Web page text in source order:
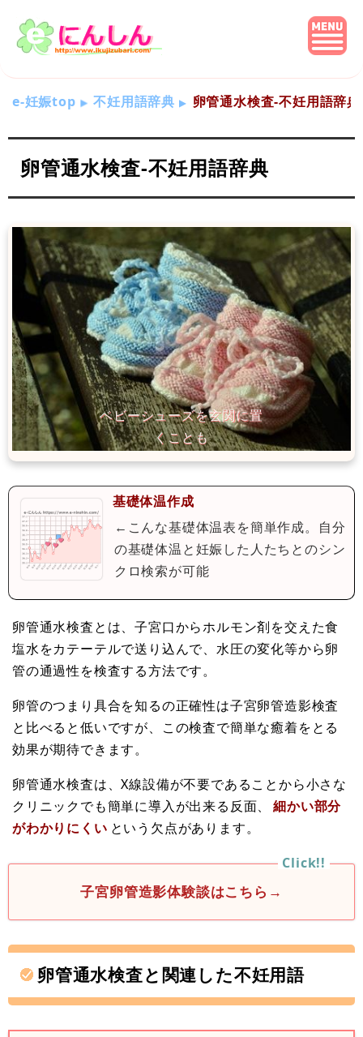
e-妊娠top 不妊用語辞典 卵管通水検査-不妊用語辞典
卵管通水検査-不妊用語辞典
基礎体温作成
←こんな基礎体温表を簡単作成。自分
の基礎体温と妊娠した人たちとのシン
クロ検索が可能
卵管通水検査とは、子宮口からホルモン剤を交えた食
塩水をカテーテルで送り込んで、水圧の変化等から卵
管の通過性を検査する方法です。
卵管のつまり具合を知るの正確性は子宮卵管造影検査
と比べると低いですが、この検査で簡単な癒着をとる
効果が期待できます。
卵管通水検査は、X線設備が不要であることから小さな
クリニックでも簡単に導入が出来る反面、
細かい部分
がわかりにくい という欠点があります。
子宮卵管造影体験談はこちら→
卵管通水検査と関連した不妊用語